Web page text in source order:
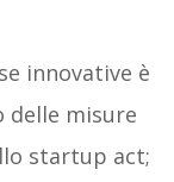
innovative è
misure
startup act;